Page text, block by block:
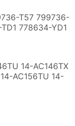
T57 799736-
778634-YD1
14-AC146TX
AC156TU 14-